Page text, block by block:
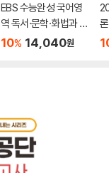
EBS 수능완성 국어영
역 독서·문학·화법과 작
문 (2026년)
10% 14,040원
(